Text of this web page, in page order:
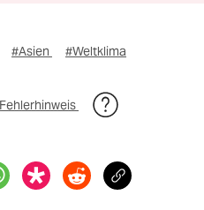
#Asien #Weltklima
Fehlerhinweis